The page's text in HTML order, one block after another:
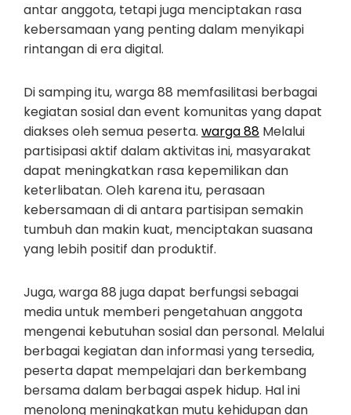
antar anggota, tetapi juga menciptakan rasa
kebersamaan yang penting dalam menyikapi
rintangan di era digital.
Di samping itu, warga 88 memfasilitasi berbagai
kegiatan sosial dan event komunitas yang dapat
diakses oleh semua peserta. warga 88 Melalui
partisipasi aktif dalam aktivitas ini, masyarakat
dapat meningkatkan rasa kepemilikan dan
keterlibatan. Oleh karena itu, perasaan
kebersamaan di di antara partisipan semakin
tumbuh dan makin kuat, menciptakan suasana
yang lebih positif dan produktif.
Juga, warga 88 juga dapat berfungsi sebagai
media untuk memberi pengetahuan anggota
mengenai kebutuhan sosial dan personal. Melalui
berbagai kegiatan dan informasi yang tersedia,
peserta dapat mempelajari dan berkembang
bersama dalam berbagai aspek hidup. Hal ini
menolong meningkatkan mutu kehidupan dan